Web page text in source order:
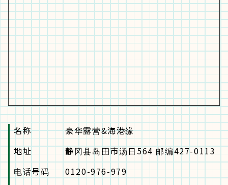
名称
豪华露营&海港缘
地址
静冈县岛田市汤日564 邮编427-0113
电话号码
0120-976-979